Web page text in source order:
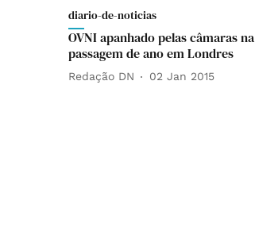
diario-de-noticias
OVNI apanhado pelas câmaras na
passagem de ano em Londres
Redação DN 02 Jan 2015